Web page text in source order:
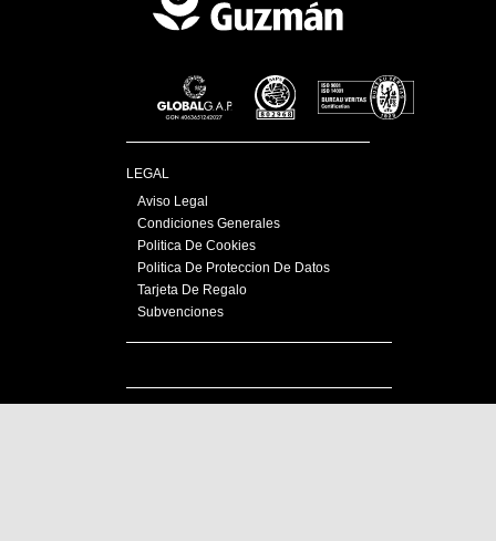
LEGAL
Aviso Legal
Condiciones Generales
Politica De Cookies
Politica De Proteccion De Datos
Tarjeta De Regalo
Subvenciones